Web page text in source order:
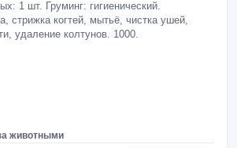
1 шт. Груминг: гигиенический.
стрижка когтей, мытьё, чистка ушей,
удаление колтунов. 1000.
животными